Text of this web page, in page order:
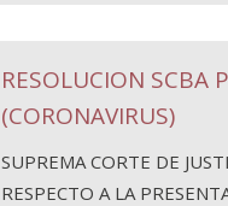
RESOLUCION SCBA
(CORONAVIRUS)
SUPREMA CORTE DE
RESPECTO A LA